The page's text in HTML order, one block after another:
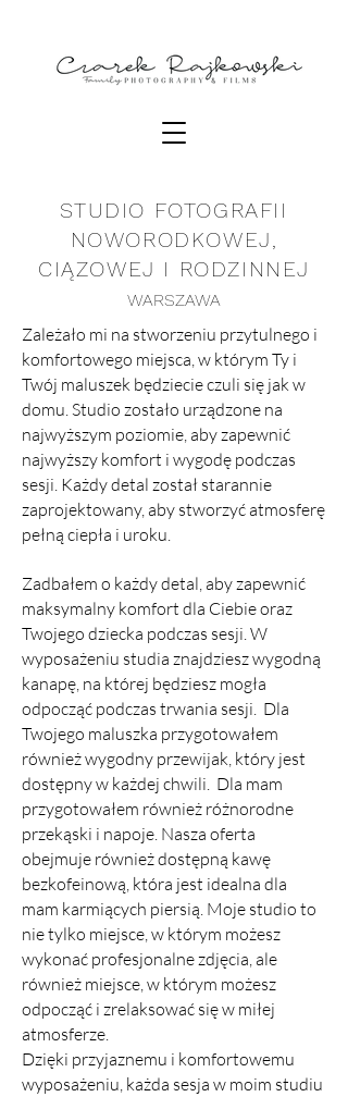
STUDIO FOTOGRAFII
NOWORODKOWEJ,
CIĄZOWEJ I RODZINNEJ
WARSZAWA
Zależało mi na stworzeniu przytulnego i
komfortowego miejsca, w którym Ty i
Twój maluszek będziecie czuli się jak w
domu. Studio zostało urządzone na
najwyższym poziomie, aby zapewnić
najwyższy komfort i wygodę podczas
sesji. Każdy detal został starannie
zaprojektowany, aby stworzyć atmosferę
pełną ciepła i uroku.
Zadbałem o każdy detal, aby zapewnić
maksymalny komfort dla Ciebie oraz
Twojego dziecka podczas sesji. W
wyposażeniu studia znajdziesz wygodną
kanapę, na której będziesz mogła
odpocząć podczas trwania sesji. Dla
Twojego maluszka przygotowałem
również wygodny przewijak, który jest
dostępny w każdej chwili. Dla mam
przygotowałem również różnorodne
przekąski i napoje. Nasza oferta
obejmuje również dostępną kawę
bezkofeinową, która jest idealna dla
mam karmiących piersią. Moje studio to
nie tylko miejsce, w którym możesz
wykonać profesjonalne zdjęcia, ale
również miejsce, w którym możesz
odpocząć i zrelaksować się w miłej
atmosferze.
Dzięki przyjaznemu i komfortowemu
wyposażeniu, każda sesja w moim studiu